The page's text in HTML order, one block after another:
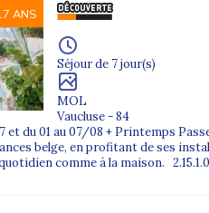
l’Île-de-France ?
de vivre une expérience
activités variées, et un
charge par une équipe
ANS
Séjour de 7 jour(s)
MOL
Vaucluse - 84
et du 01 au 07/08 + Printemps
belge, en profitant de ses
comme à la maison. 2.15.1.0